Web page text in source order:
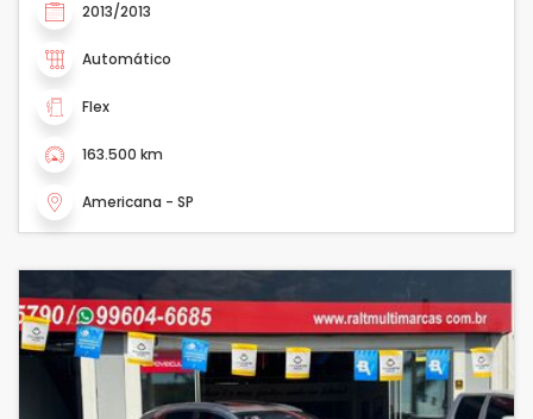
2013/2013
Automático
Flex
163.500 km
Americana - SP